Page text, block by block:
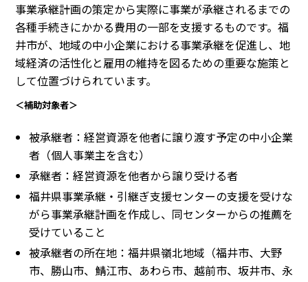
事業承継計画の策定から実際に事業が承継されるまでの
各種手続きにかかる費用の一部を支援するものです。福
井市が、地域の中小企業における事業承継を促進し、地
域経済の活性化と雇用の維持を図るための重要な施策と
して位置づけられています。
＜補助対象者＞
被承継者：経営資源を他者に譲り渡す予定の中小企業
者（個人事業主を含む）
承継者：経営資源を他者から譲り受ける者
福井県事業承継・引継ぎ支援センターの支援を受けな
がら事業承継計画を作成し、同センターからの推薦を
受けていること
被承継者の所在地：福井県嶺北地域（福井市、大野
市、勝山市、鯖江市、あわら市、越前市、坂井市、永